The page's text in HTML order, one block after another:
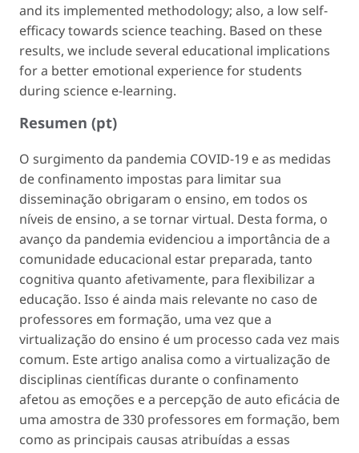
and its implemented methodology; also, a low self-
efficacy towards science teaching. Based on these
results, we include several educational implications
for a better emotional experience for students
during science e-learning.
Resumen (pt)
O surgimento da pandemia COVID-19 e as medidas
de confinamento impostas para limitar sua
disseminação obrigaram o ensino, em todos os
níveis de ensino, a se tornar virtual. Desta forma, o
avanço da pandemia evidenciou a importância de a
comunidade educacional estar preparada, tanto
cognitiva quanto afetivamente, para flexibilizar a
educação. Isso é ainda mais relevante no caso de
professores em formação, uma vez que a
virtualização do ensino é um processo cada vez mais
comum. Este artigo analisa como a virtualização de
disciplinas científicas durante o confinamento
afetou as emoções e a percepção de auto eficácia de
uma amostra de 330 professores em formação, bem
como as principais causas atribuídas a essas